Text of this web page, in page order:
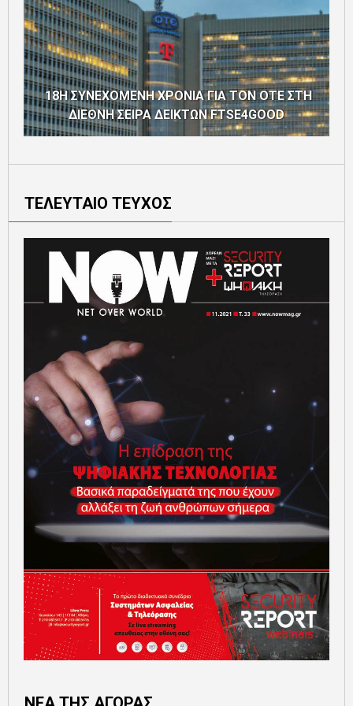
18Η ΣΥΝΕΧΟΜΕΝΗ ΧΡΟΝΙΑ ΓΙΑ ΤΟΝ ΟΤΕ ΣΤΗ
ΔΙΕΘΝΗ ΣΕΙΡΑ ΔΕΙΚΤΩΝ FTSE4GOOD
ΤΕΛΕΥΤΑΙΟ ΤΕΥΧΟΣ